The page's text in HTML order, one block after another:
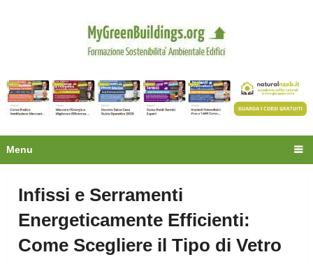
Menu
Infissi e Serramenti
Energeticamente Efficienti:
Come Scegliere il Tipo di Vetro
Privacy
Oltre 30.000 tecnici
fanno già parte della